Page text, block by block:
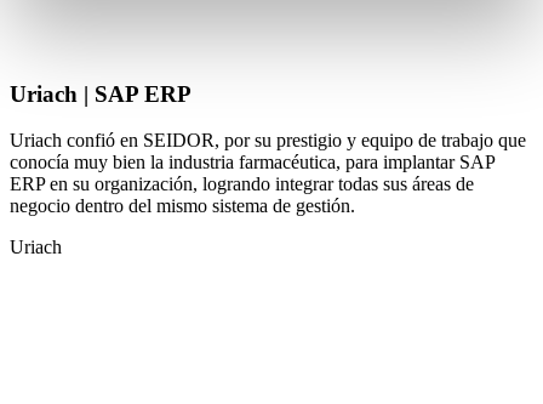
Uriach | SAP ERP
Uriach confió en SEIDOR, por su prestigio y equipo de trabajo que
conocía muy bien la industria farmacéutica, para implantar SAP
ERP en su organización, logrando integrar todas sus áreas de
negocio dentro del mismo sistema de gestión.
Uriach